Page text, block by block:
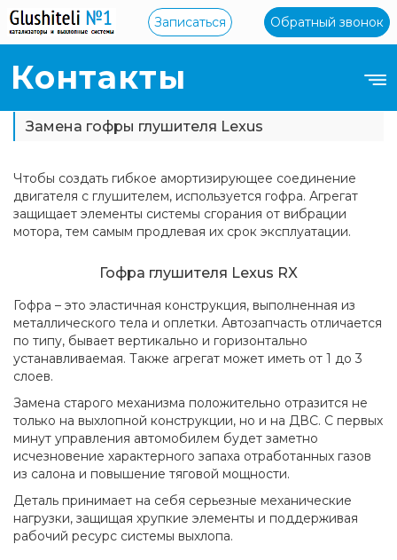
Записаться Обратный звонок
Контакты
Замена гофры глушителя Lexus
Чтобы создать гибкое амортизирующее соединение
двигателя с глушителем, используется гофра. Агрегат
защищает элементы системы сгорания от вибрации
мотора, тем самым продлевая их срок эксплуатации.
Гофра глушителя Lexus RX
Гофра – это эластичная конструкция, выполненная из
металлического тела и оплетки. Автозапчасть отличается
по типу, бывает вертикально и горизонтально
устанавливаемая. Также агрегат может иметь от 1 до 3
слоев.
Замена старого механизма положительно отразится не
только на выхлопной конструкции, но и на ДВС. С первых
минут управления автомобилем будет заметно
исчезновение характерного запаха отработанных газов
из салона и повышение тяговой мощности.
Деталь принимает на себя серьезные механические
нагрузки, защищая хрупкие элементы и поддерживая
рабочий ресурс системы выхлопа.